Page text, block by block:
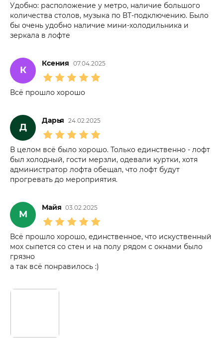
Удобно: расположение у метро, наличие большого
количества столов, музыка по ВТ-подключению. Было
бы очень удобно наличие мини-холодильника и
зеркала в лофте
К
Ксения 07.04.2025
Всё прошло хорошо
Д
Дарья 24.02.2025
В целом всё было хорошо. Только единственно - лофт
был холодный, гости мерзли, одевали куртки, хотя
администратор лофта обещал, что лофт будут
прогревать до мероприятия.
М
Майя 03.02.2025
Всё прошло хорошо, единственное, что искуственный
мох сыпется со стен и на полу рядом с окнами было
грязно
а так всё понравилось :)